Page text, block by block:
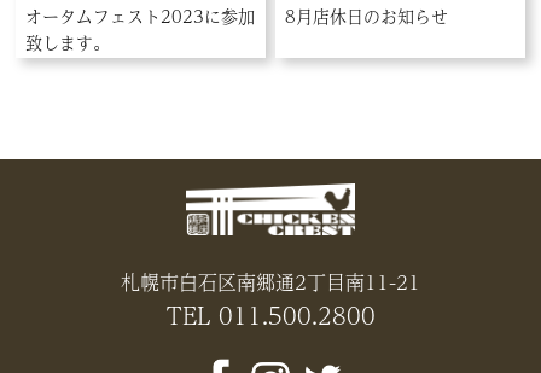
オータムフェスト2023に参加
致します。
8月店休日のお知らせ
札幌市白石区南郷通2丁目南11-21
TEL 011.500.2800